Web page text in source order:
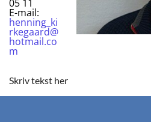
05 11
E-mail:
henning_ki
rkegaard@
hotmail.co
m
Skriv tekst her